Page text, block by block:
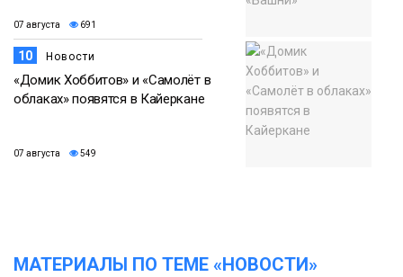
07 августа 691
10 Новости
«Домик Хоббитов» и «Самолёт в
облаках» появятся в Кайеркане
07 августа 549
МАТЕРИАЛЫ ПО ТЕМЕ «НОВОСТИ»